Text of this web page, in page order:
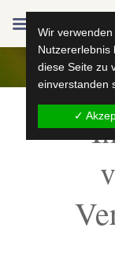
Wir
Nutzererlebnis
diese Seite zu
einverstanden
✓